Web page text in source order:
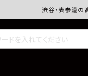
渋谷・表参道の